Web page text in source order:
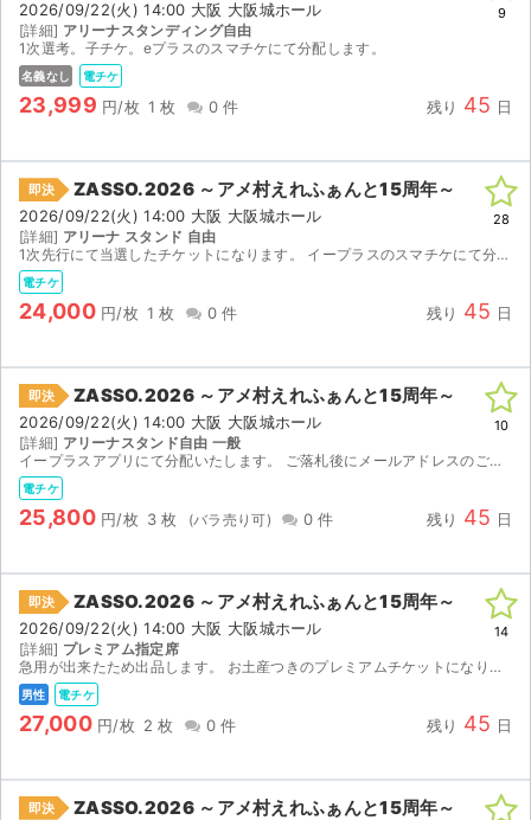
2026/09/22(火) 14:00 大阪 大阪城ホール
[詳細] アリーナスタンディング自由
1次選考。子チケ。eプラスのスマチケにて分配します。
名義なし 電チケ
23,999 円/枚 1 枚 0 件 残り 45 日
9
即決 ZASSO.2026 ～アメ村えれふぁんと15周年～
2026/09/22(火) 14:00 大阪 大阪城ホール
[詳細] アリーナ スタンド 自由
1次先行にて当選したチケットになります。 イープラスのスマチケにて分配させて頂きます。
電チケ
24,000 円/枚 1 枚 0 件 残り 45 日
28
即決 ZASSO.2026 ～アメ村えれふぁんと15周年～
2026/09/22(火) 14:00 大阪 大阪城ホール
[詳細] アリーナスタンド自由 一般
イープラスアプリにて分配いたします。 ご落札後にメールアドレスのご提示お願い致します。 【注意事項】 公演が中止となった場合のみ、手数料を差し引いた金額を返金いたします。 取引確定後のキャンセ...
電チケ
25,800 円/枚 3 枚 0 件 残り 45 日
10
即決 ZASSO.2026 ～アメ村えれふぁんと15周年～
2026/09/22(火) 14:00 大阪 大阪城ホール
[詳細] プレミアム指定席
急用が出来たため出品します。 お土産つきのプレミアムチケットになります。 ＊詳細確認では当日の本人確認は明記されてませんので出品しております。 本人確認必要時には対応できませんので予めご了承の...
男性 電チケ
27,000 円/枚 2 枚 0 件 残り 45 日
14
即決 ZASSO.2026 ～アメ村えれふぁんと15周年～